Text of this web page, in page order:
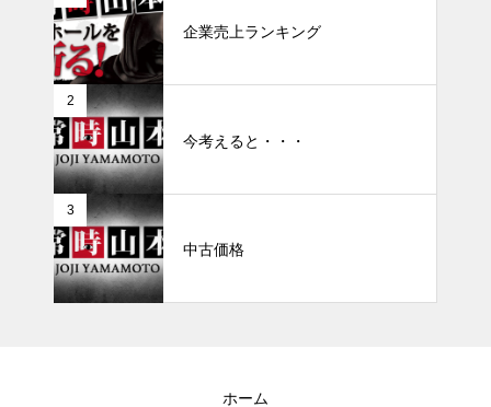
企業売上ランキング
2
今考えると・・・
3
中古価格
ホーム